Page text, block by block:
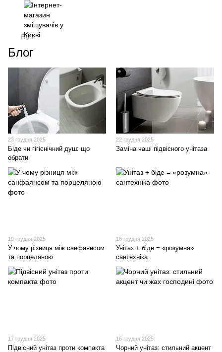
Блог
Блог
23 грудня 2025
Біде чи гігієнічний душ: що
обрати
22 грудня 2025
Заміна чаші підвісного унітаза
19 грудня 2025
У чому різниця між санфаянсом
та порцеляною
18 грудня 2025
Унітаз + біде = «розумна»
сантехніка
17 грудня 2025
Підвісний унітаз проти компакта
16 грудня 2025
Чорний унітаз: стильний акцент